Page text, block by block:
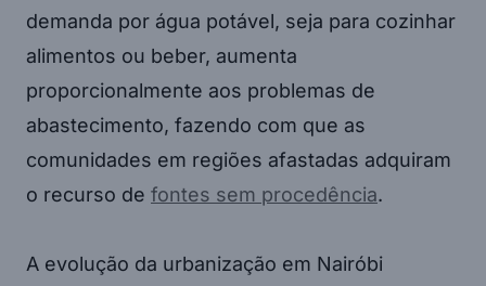
demanda por água potável, seja para cozinhar
alimentos ou beber, aumenta
proporcionalmente aos problemas de
abastecimento, fazendo com que as
comunidades em regiões afastadas adquiram
o recurso de fontes sem procedência.
A evolução da urbanização em Nairóbi